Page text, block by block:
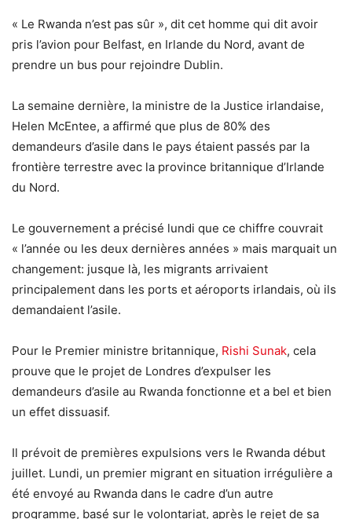
« Le Rwanda n’est pas sûr », dit cet homme qui dit avoir
pris l’avion pour Belfast, en Irlande du Nord, avant de
prendre un bus pour rejoindre Dublin.
La semaine dernière, la ministre de la Justice irlandaise,
Helen McEntee, a affirmé que plus de 80% des
demandeurs d’asile dans le pays étaient passés par la
frontière terrestre avec la province britannique d’Irlande
du Nord.
Le gouvernement a précisé lundi que ce chiffre couvrait
« l’année ou les deux dernières années » mais marquait un
changement: jusque là, les migrants arrivaient
principalement dans les ports et aéroports irlandais, où ils
demandaient l’asile.
Pour le Premier ministre britannique, Rishi Sunak, cela
prouve que le projet de Londres d’expulser les
demandeurs d’asile au Rwanda fonctionne et a bel et bien
un effet dissuasif.
Il prévoit de premières expulsions vers le Rwanda début
juillet. Lundi, un premier migrant en situation irrégulière a
été envoyé au Rwanda dans le cadre d’un autre
programme, basé sur le volontariat, après le rejet de sa